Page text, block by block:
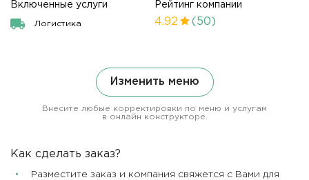
Включенные услуги
Логистика
Рейтинг компании
4.92 (50)
Изменить меню
Внесите любые корректировки по меню и услугам
в онлайн конструкторе.
Как сделать заказ?
Разместите заказ и компания свяжется с Вами для